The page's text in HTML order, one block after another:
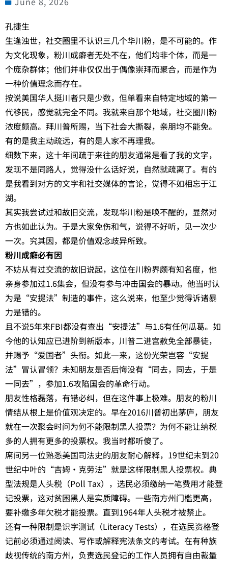
孔捷生
生逢浊世，社交圈里不认识三几个华川粉，是不可能的。作
为文化现象，粉川成癖者无处不在，他们均非个体，而是一
个庞杂群体；他们并非仅仅出于偶像崇拜而聚合，而是作为
一种价值理念而存在。
按说美国华人挺川者只是少数，但单看来自特定地域的第一
代移民，感觉就完全不同。我就来自那个地域，社交圈川粉
浓度颇高。拜川普所赐，当下社会大撕裂，亲朋均不能免。
有的是我主动疏远，有的是人家不再理我。
细数下来，这十年间疏于来往的朋友通常是看了我的文字，
发现不是同路人，觉得没什么话好说，自然就疏离了。有的
是我看到对方的文字和社交媒体的言论，觉得不如相忘于江
湖。
其实我尝试过和故旧交流，发现华川粉是唤不醒的，显然对
方也如此认为。于是大家免伤和气，说得不好听，见一次少
一次。究其因，都是价值观念歧异所致。
粉川成癖必有因
不妨从有过交流的故旧说起，这位在川粉界颇有知名度，他
亲身参加过1.6集会，但没有参与冲击国会的暴动。他当时认
为是“安提法”制造的事件，这么说来，他至少觉得诉诸暴
力是错的。
且不说5年来FBI都没有查出“安提法”与1.6有任何瓜葛。如
今他的认知应已进阶到新版本，川普二进宫赦免全部暴徒，
并赐予“爱国者”头衔。如此一来，这份光荣岂容“安提
法”冒认冒领？未知朋友是否后悔没有“同去，同去，于是
一同去”，参加1.6攻陷国会的革命行动。
朋友性格磊落，有错必纠，但在这件事上极难。朋友的粉川
情结从根上是价值观决定的。早在2016川普初出茅庐，朋友
就在一次聚会时问为何不能限制黑人投票？为何不能让纳税
多的人拥有更多的投票权。我当时都听傻了。
席间另一位熟悉美国司法史的朋友耐心解释，19世纪末到20
世纪中叶的“吉姆·克劳法”就是这样限制黑人投票权。典
型法规是人头税（Poll Tax），选民必须缴纳一笔费用才能登
记投票，这对贫困黑人是实质障碍。一些南方州门槛更高，
要补缴多年欠税才能投票。直到1964年人头税才被禁止。
还有一种限制是识字测试（Literacy Tests），在选民资格登
记前必须通过阅读、写作或解释宪法条文的考试。在有种族
歧视传统的南方州，负责选民登记的工作人员拥有自由裁量